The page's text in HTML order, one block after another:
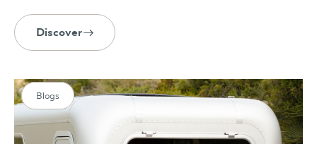
Discover
Blogs